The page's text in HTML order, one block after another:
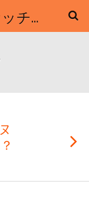
カンボジア旅行 スケッチトラベル / クロマーツアーズ